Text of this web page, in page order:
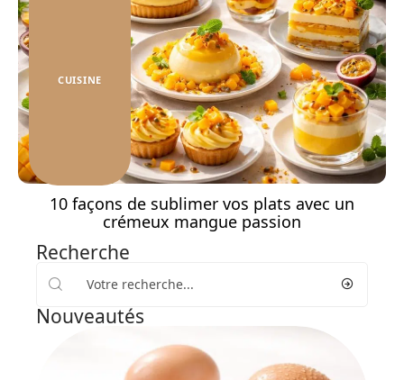
CUISINE
10 façons de sublimer vos plats avec un
crémeux mangue passion
Recherche
Nouveautés